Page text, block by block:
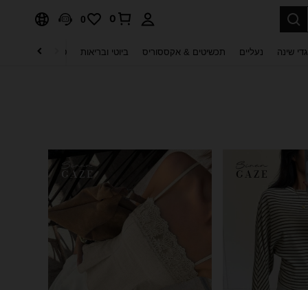
0
0
שינה נעליים תכשיטים & אקססוריס ביוטי ובריאות טקסטיל לבית